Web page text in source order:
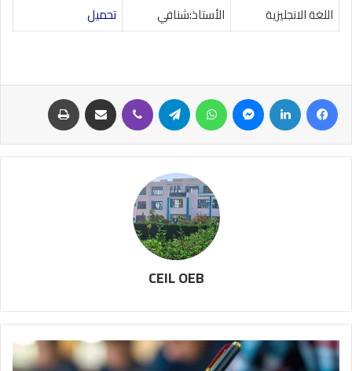
اللغة الانجليزية
الأستاذ:شنافي تحميل
CEIL OEB